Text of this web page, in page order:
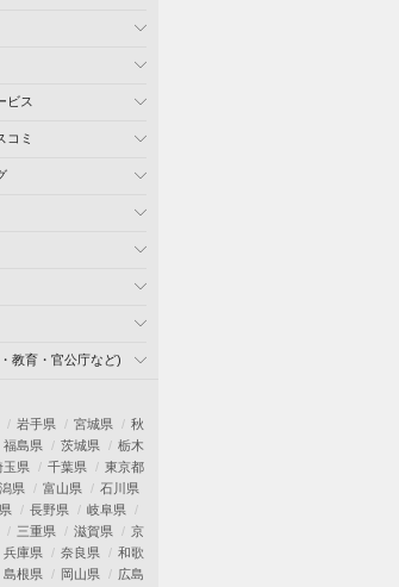
ビス
コミ
教育・官公庁など)
岩手県 宮城県
秋
福島県 茨城県
栃木
玉県 千葉県
東京都
県 富山県
石川県
長野県
岐阜県
三重県 滋賀県
京
兵庫県 奈良県
和歌
島根県 岡山県
広島